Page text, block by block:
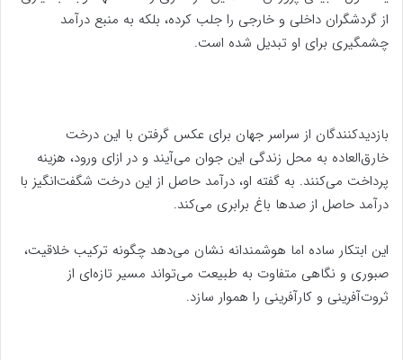
از گردشگران داخلی و خارجی را جلب کرده، بلکه به منبع درآمد
چشمگیری برای او تبدیل شده است.
بازدیدکنندگان از سراسر جهان برای عکس گرفتن با این درخت
خارق‌العاده به محل زندگی این جوان می‌آیند و در ازای ورود، هزینه
پرداخت می‌کنند. به گفته او، درآمد حاصل از این درخت شگفت‌انگیز با
درآمد حاصل از صدها باغ برابری می‌کند.
این ابتکار ساده اما هوشمندانه نشان می‌دهد چگونه ترکیب خلاقیت،
صبوری و نگاهی متفاوت به طبیعت می‌تواند مسیر تازه‌ای از
ثروت‌آفرینی و کارآفرینی را هموار سازد.